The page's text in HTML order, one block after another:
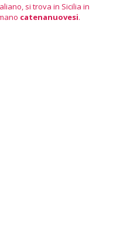
si trova in Sicilia in
catenanuovesi.